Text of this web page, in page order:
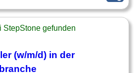
StepStone gefunden
(w/m/d) in der